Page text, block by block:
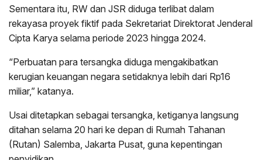
Sementara itu, RW dan JSR diduga terlibat dalam
rekayasa proyek fiktif pada Sekretariat Direktorat Jenderal
Cipta Karya selama periode 2023 hingga 2024.
“Perbuatan para tersangka diduga mengakibatkan
kerugian keuangan negara setidaknya lebih dari Rp16
miliar,” katanya.
Usai ditetapkan sebagai tersangka, ketiganya langsung
ditahan selama 20 hari ke depan di Rumah Tahanan
(Rutan) Salemba, Jakarta Pusat, guna kepentingan